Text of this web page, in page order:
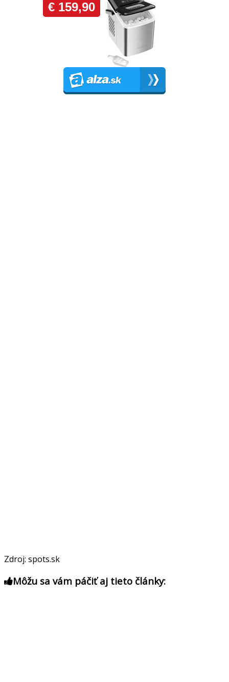
Zdroj: spots.sk
Môžu sa vám páčiť aj tieto články: